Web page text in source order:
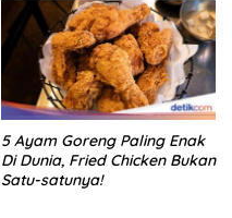
5 Ayam Goreng Paling Enak
Di Dunia, Fried Chicken Bukan
Satu-satunya!